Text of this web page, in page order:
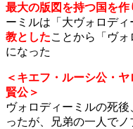
最大の版図を持つ国を作
ーミルは「大ヴォロディ
教としたことから「ヴ
になった
＜キエフ・ルーシ公・ヤ
賢公＞
ヴォロディーミルの死
ったが、兄弟の一人でノ